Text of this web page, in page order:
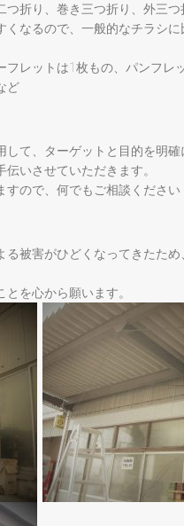
折り、巻き三つ折り、外三
なるので、一般的なチラシ
レットは1枚もの、パンフレ
ど
て、ターゲットと目的を明確
いさせていただきます。
ので、何でもご相談ください
被害がひどくなってきたた
を心から願います。